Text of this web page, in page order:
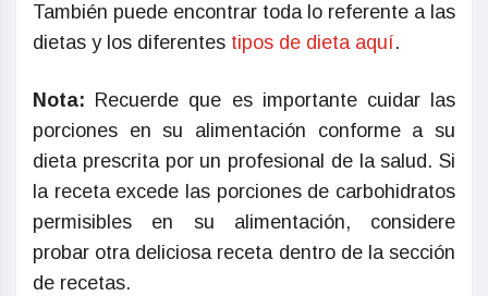
También puede encontrar toda lo referente a las
dietas y los diferentes tipos de dieta aquí.
Nota: Recuerde que es importante cuidar las
porciones en su alimentación conforme a su
dieta prescrita por un profesional de la salud. Si
la receta excede las porciones de carbohidratos
permisibles en su alimentación, considere
probar otra deliciosa receta dentro de la sección
de recetas.